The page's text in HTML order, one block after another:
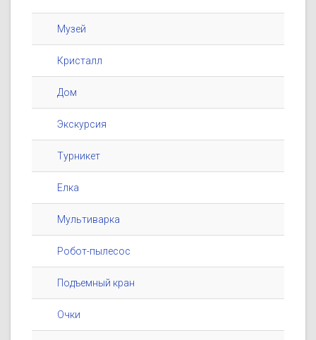
Музей
Кристалл
Дом
Экскурсия
Турникет
Елка
Мультиварка
Робот-пылесос
Подъемный кран
Очки